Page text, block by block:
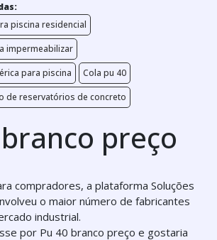
piscina residencial
impermeabilizar
para piscina
Cola pu 40
de reservatórios de concreto
preço
compradores, a plataforma Soluções
o maior número de fabricantes
industrial.
por Pu 40 branco preço e gostaria